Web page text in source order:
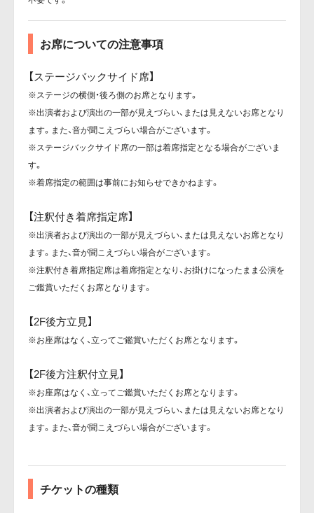
お席についての注意事項
【ステージバックサイド席】
※ステージの横側・後ろ側のお席となります。
※出演者および演出の一部が見えづらい、または見えないお席となり
ます。また、音が聞こえづらい場合がございます。
※ステージバックサイド席の一部は着席指定となる場合がございま
す。
※着席指定の範囲は事前にお知らせできかねます。
【注釈付き着席指定席】
※出演者および演出の一部が見えづらい、または見えないお席となり
ます。また、音が聞こえづらい場合がございます。
※注釈付き着席指定席は着席指定となり、お掛けになったまま公演を
ご鑑賞いただくお席となります。
【2F後方立見】
※お座席はなく、立ってご鑑賞いただくお席となります。
【2F後方注釈付立見】
※お座席はなく、立ってご鑑賞いただくお席となります。
※出演者および演出の一部が見えづらい、または見えないお席となり
ます。また、音が聞こえづらい場合がございます。
チケットの種類